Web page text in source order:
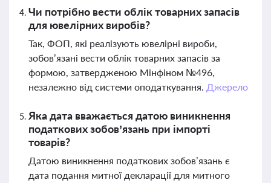
Чи потрібно вести облік товарних запасів
для ювелірних виробів?
Так, ФОП, які реалізують ювелірні вироби,
зобов’язані вести облік товарних запасів за
формою, затвердженою Мінфіном №496,
незалежно від системи оподаткування. Джерело
Яка дата вважається датою виникнення
податкових зобов’язань при імпорті
товарів?
Датою виникнення податкових зобов’язань є
дата подання митної декларації для митного